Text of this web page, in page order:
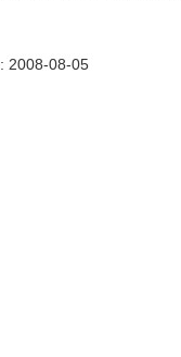
2008-08-05